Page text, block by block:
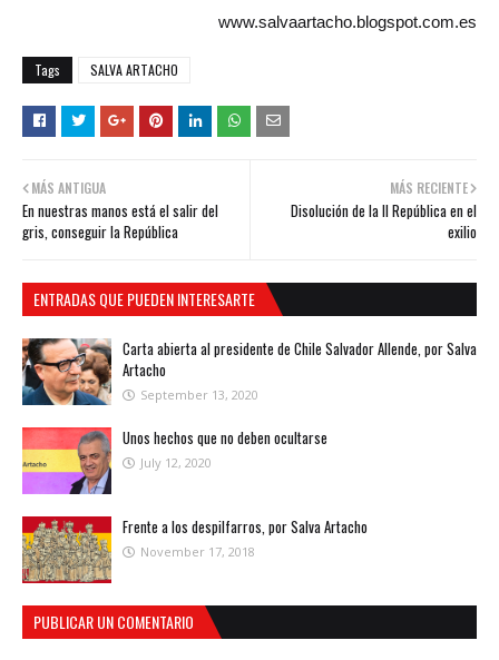
www.salvaartacho.blogspot.com.es
Tags SALVA ARTACHO
MÁS RECIENTE
Disolución de la II República en el
exilio
MÁS ANTIGUA
En nuestras manos está el salir del
gris, conseguir la República
ENTRADAS QUE PUEDEN INTERESARTE
Carta abierta al presidente de Chile Salvador Allende, por Salva
Artacho
September 13, 2020
Unos hechos que no deben ocultarse
July 12, 2020
Frente a los despilfarros, por Salva Artacho
November 17, 2018
PUBLICAR UN COMENTARIO